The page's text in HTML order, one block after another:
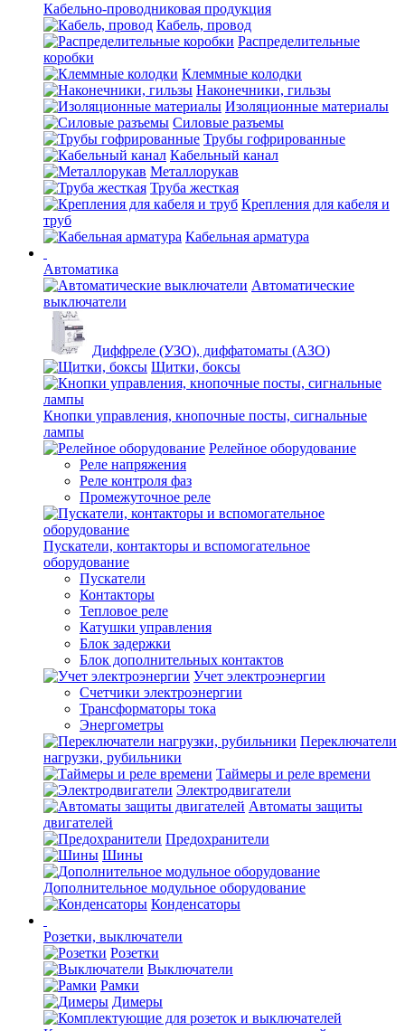
Кабельно-проводниковая продукция
Кабель, провод
Распределительные
коробки
Клеммные колодки
Наконечники, гильзы
Изоляционные материалы
Силовые разъемы
Трубы гофрированные
Кабельный канал
Металлорукав
Труба жесткая
Крепления для кабеля и
труб
Кабельная арматура
Автоматика
Автоматические
выключатели
Диффреле (УЗО), диффатоматы (АЗО)
Щитки, боксы
Кнопки управления, кнопочные посты, сигнальные
лампы
Релейное оборудование
Реле напряжения
Реле контроля фаз
Промежуточное реле
Пускатели, контакторы и вспомогательное
оборудование
Пускатели
Контакторы
Тепловое реле
Катушки управления
Блок задержки
Блок дополнительных контактов
Учет электроэнергии
Счетчики электроэнергии
Трансформаторы тока
Энергометры
Переключатели
нагрузки, рубильники
Таймеры и реле времени
Электродвигатели
Автоматы защиты
двигателей
Предохранители
Шины
Дополнительное модульное оборудование
Конденсаторы
Розетки, выключатели
Розетки
Выключатели
Рамки
Димеры